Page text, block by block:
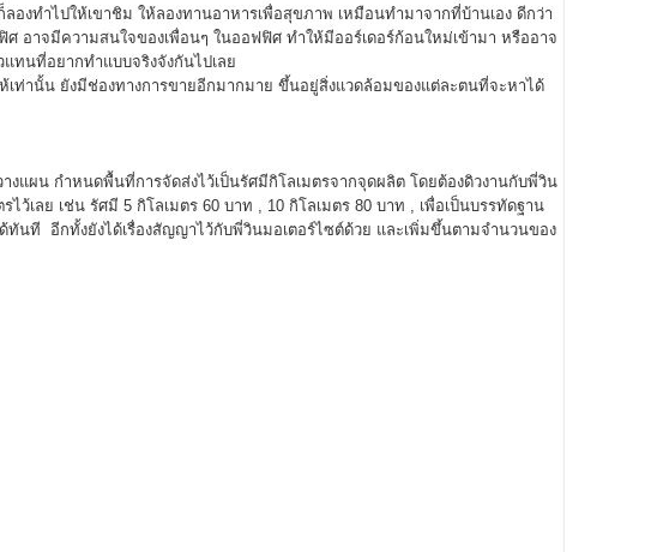
งทำไปให้เขาชิม ให้ลองทานอาหารเพื่อสุขภาพ เหมือนทำมาจากที่บ้านเอง ดีกว่า
อาจมีความสนใจของเพื่อนๆ ในออฟฟิศ ทำให้มีออร์เดอร์ก้อนใหม่เข้ามา หรืออาจ
ทนที่อยากทำแบบจริงจังกันไปเลย
ห้เท่านั้น ยังมีช่องทางการขายอีกมากมาย ขึ้นอยู่สิ่งแวดล้อมของแต่ละตนที่จะหาได้
แผน กำหนดพื้นที่การจัดส่งไว้เป็นรัศมีกิโลเมตรจากจุดผลิต โดยต้องดิวงานกับพี่วิน
ไว้เลย เช่น รัศมี 5 กิโลเมตร 60 บาท , 10 กิโลเมตร 80 บาท , เพื่อเป็นบรรทัดฐาน
ทันที อีกทั้งยังได้เรื่องสัญญาไว้กับพี่วินมอเตอร์ไซต์ด้วย และเพิ่มขึ้นตามจำนวนของ